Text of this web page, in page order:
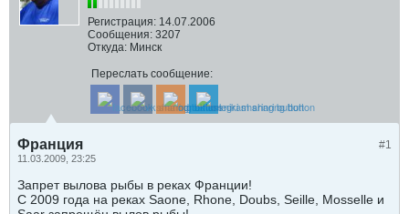
Регистрация: 14.07.2006
Сообщения: 3207
Откуда: Минск
Переслать сообщение:
#1
Франция
11.03.2009, 23:25
Запрет вылова рыбы в реках Франции!
С 2009 года на реках Saone, Rhone, Doubs, Seille, Mosselle и